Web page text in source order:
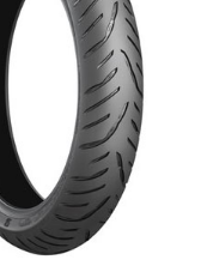
Udfold